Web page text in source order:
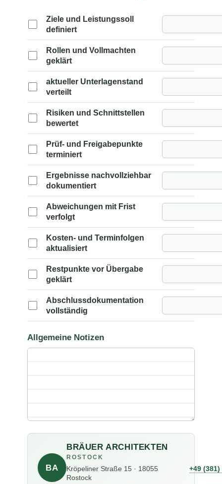
Ziele und Leistungssoll
definiert
Rollen und Vollmachten
geklärt
aktueller Unterlagenstand
verteilt
Risiken und Schnittstellen
bewertet
Prüf- und Freigabepunkte
terminiert
Ergebnisse nachvollziehbar
dokumentiert
Abweichungen mit Frist
verfolgt
Kosten- und Terminfolgen
aktualisiert
Restpunkte vor Übergabe
geklärt
Abschlussdokumentation
vollständig
Allgemeine Notizen
BA
BRÄUER ARCHITEKTEN
ROSTOCK
Kröpeliner Straße 15 · 18055
Rostock
+49 (381)